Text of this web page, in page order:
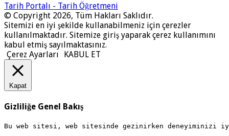
Tarih Portalı - Tarih Öğretmeni
© Copyright 2026, Tüm Hakları Saklıdır.
Sitemizi en iyi şekilde kullanabilmeniz için çerezler
kullanılmaktadır. Sitemize giriş yaparak çerez kullanımını
kabul etmiş sayılmaktasınız.
Çerez Ayarları
KABUL ET
Kapat
Gizliliğe Genel Bakış
Bu web sitesi, web sitesinde gezinirken deneyiminizi